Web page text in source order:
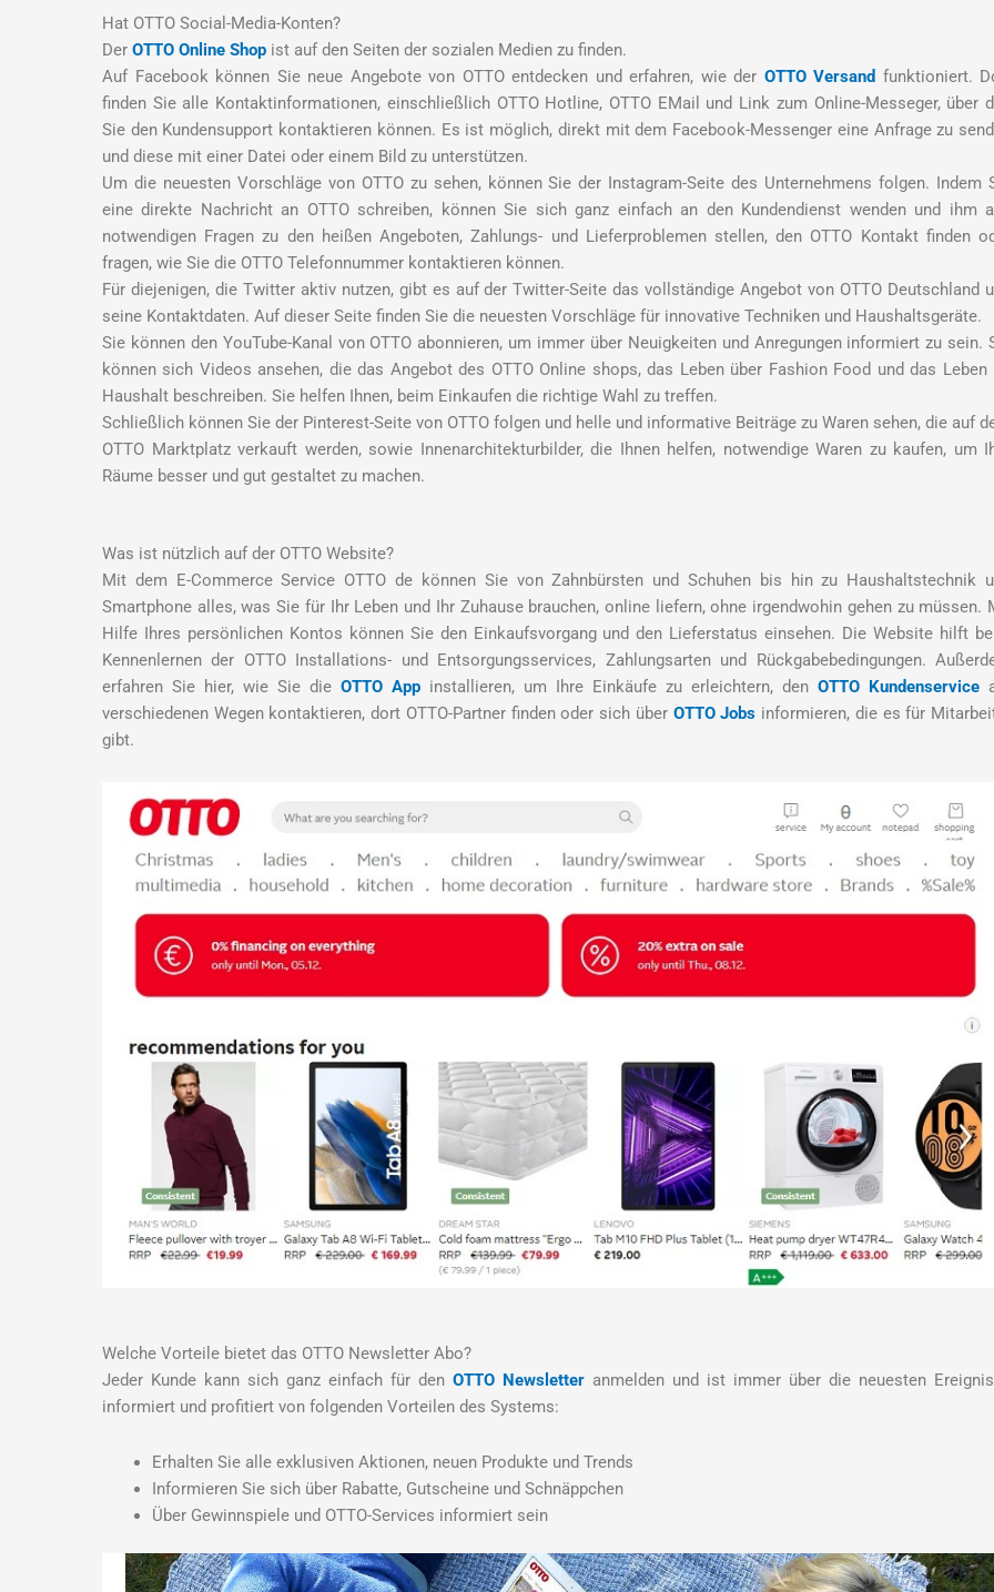
Hat OTTO Social-Media-Konten?
Der OTTO Online Shop ist auf den Seiten der sozialen Medien zu finden.
Auf Facebook können Sie neue Angebote von OTTO entdecken und erfahren, wie der OTTO Versand funktioniert.
finden Sie alle Kontaktinformationen, einschließlich OTTO Hotline, OTTO EMail und Link zum Online-Messeger, über
Sie den Kundensupport kontaktieren können. Es ist möglich, direkt mit dem Facebook-Messenger eine Anfrage zu
und diese mit einer Datei oder einem Bild zu unterstützen.
Um die neuesten Vorschläge von OTTO zu sehen, können Sie der Instagram-Seite des Unternehmens folgen. Indem
eine direkte Nachricht an OTTO schreiben, können Sie sich ganz einfach an den Kundendienst wenden und ihm
notwendigen Fragen zu den heißen Angeboten, Zahlungs- und Lieferproblemen stellen, den OTTO Kontakt finden
fragen, wie Sie die OTTO Telefonnummer kontaktieren können.
Für diejenigen, die Twitter aktiv nutzen, gibt es auf der Twitter-Seite das vollständige Angebot von OTTO Deutschland
seine Kontaktdaten. Auf dieser Seite finden Sie die neuesten Vorschläge für innovative Techniken und Haushaltsgeräte.
Sie können den YouTube-Kanal von OTTO abonnieren, um immer über Neuigkeiten und Anregungen informiert zu sein.
können sich Videos ansehen, die das Angebot des OTTO Online shops, das Leben über Fashion Food und das Leben
Haushalt beschreiben. Sie helfen Ihnen, beim Einkaufen die richtige Wahl zu treffen.
Schließlich können Sie der Pinterest-Seite von OTTO folgen und helle und informative Beiträge zu Waren sehen, die auf
OTTO Marktplatz verkauft werden, sowie Innenarchitekturbilder, die Ihnen helfen, notwendige Waren zu kaufen, um
Räume besser und gut gestaltet zu machen.
Was ist nützlich auf der OTTO Website?
Mit dem E-Commerce Service OTTO de können Sie von Zahnbürsten und Schuhen bis hin zu Haushaltstechnik
Smartphone alles, was Sie für Ihr Leben und Ihr Zuhause brauchen, online liefern, ohne irgendwohin gehen zu müssen.
Hilfe Ihres persönlichen Kontos können Sie den Einkaufsvorgang und den Lieferstatus einsehen. Die Website hilft
Kennenlernen der OTTO Installations- und Entsorgungsservices, Zahlungsarten und Rückgabebedingungen.
erfahren Sie hier, wie Sie die OTTO App installieren, um Ihre Einkäufe zu erleichtern, den OTTO Kundenservice
verschiedenen Wegen kontaktieren, dort OTTO-Partner finden oder sich über OTTO Jobs informieren, die es für
gibt.
Welche Vorteile bietet das OTTO Newsletter Abo?
Jeder Kunde kann sich ganz einfach für den OTTO Newsletter anmelden und ist immer über die neuesten
informiert und profitiert von folgenden Vorteilen des Systems:
Erhalten Sie alle exklusiven Aktionen, neuen Produkte und Trends
Informieren Sie sich über Rabatte, Gutscheine und Schnäppchen
Über Gewinnspiele und OTTO-Services informiert sein